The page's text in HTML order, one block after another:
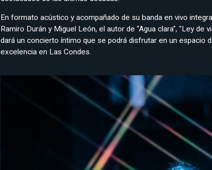
En formato acústico y acompañado de su banda en vivo
Ramiro Durán y Miguel León, el autor de "Agua clara", "Ley de
dará un concierto íntimo que se podrá disfrutar en un espacio
excelencia en Las Condes.